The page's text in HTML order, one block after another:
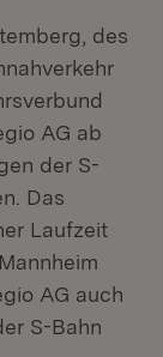
des
AG ab
der S-
Das
Laufzeit
AG auch
S-Bahn